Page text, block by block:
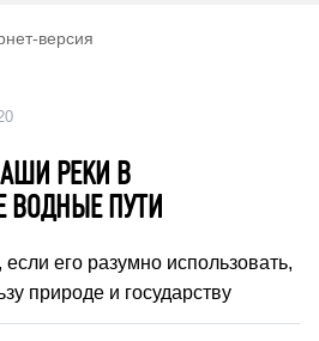
версия
РЕКИ В
ВОДНЫЕ ПУТИ
его разумно использовать,
природе и государству